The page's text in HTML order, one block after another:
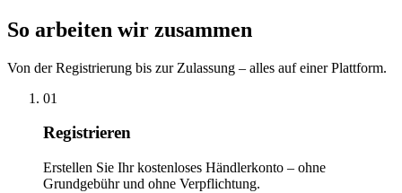
So arbeiten wir zusammen
Von der Registrierung bis zur Zulassung – alles auf einer Plattform.
01
Registrieren
Erstellen Sie Ihr kostenloses Händlerkonto – ohne
Grundgebühr und ohne Verpflichtung.